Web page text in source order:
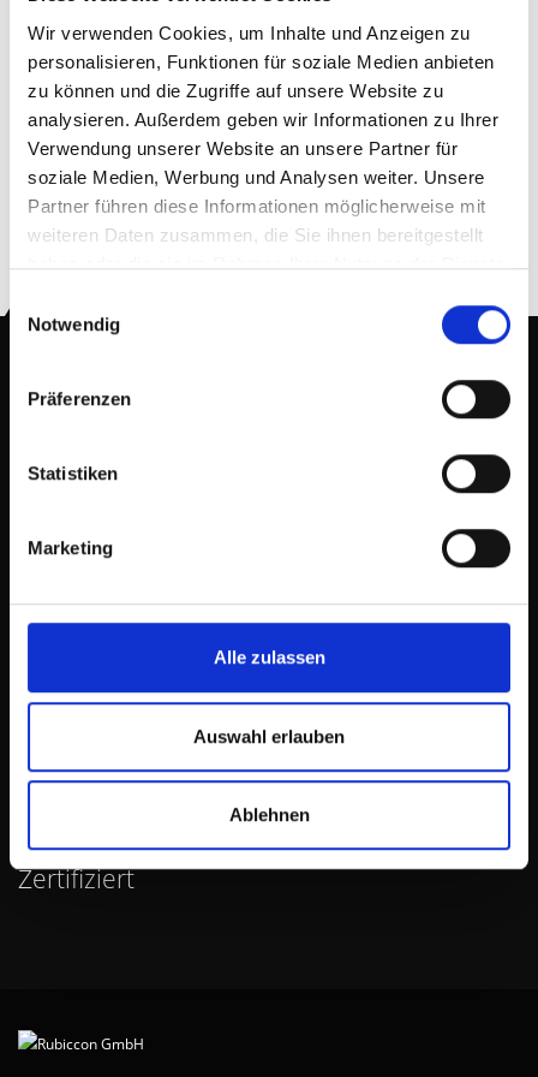
Wir verwenden Cookies, um Inhalte und Anzeigen zu
personalisieren, Funktionen für soziale Medien anbieten
zu können und die Zugriffe auf unsere Website zu
analysieren. Außerdem geben wir Informationen zu Ihrer
Verwendung unserer Website an unsere Partner für
soziale Medien, Werbung und Analysen weiter. Unsere
Partner führen diese Informationen möglicherweise mit
weiteren Daten zusammen, die Sie ihnen bereitgestellt
haben oder die sie im Rahmen Ihrer Nutzung der Dienste
Notwendig
Präferenzen
Statistiken
Marketing
Alle zulassen
Auswahl erlauben
Ablehnen
S/4HANA
Mittwoch, 1. Februar 2017
Die Rubiccon GmbH hat die Implementierung von S/4HANA mit den
Modulen FI, CO, MM, BI und Analysis for Excel planmäßig zum
30.01.2017 produktiv gesetzt.
« Zurück
Nehmen Sie Kontakt auf!
DEUTSCHLAND ZENTRALE
Tel.:+49 (0) 211 311 205-0
Email:info@rubiccon.com
Rubiccon (Schweiz) GmbH
Anschrift:Hinterdorfstrasse 6g,5432 Neuenhof, Schweiz
Zertifiziert